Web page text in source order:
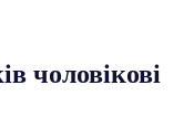
чоловікові